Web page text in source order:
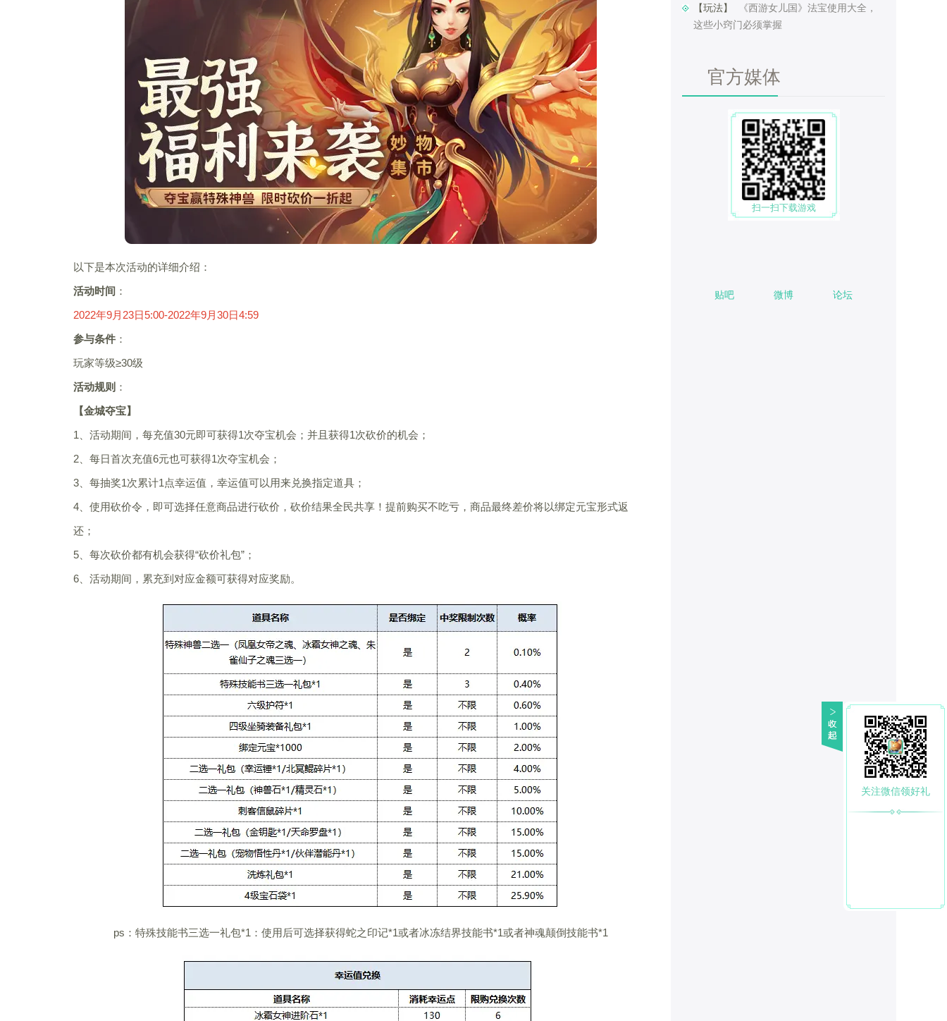
以下是本次活动的详细介绍：
活动时间 ：
2022年9月23日5:00-2022年9月30日4:59
参与条件 ：
玩家等级≥30级
活动规则 ：
【金城夺宝】
1、活动期间，每充值30元即可获得1次夺宝机会；并且获得1次砍价的机会；
2、每日首次充值6元也可获得1次夺宝机会；
3、每抽奖1次累计1点幸运值，幸运值可以用来兑换指定道具；
4、使用砍价令，即可选择任意商品进行砍价，砍价结果全民共享！提前购买不吃亏，商品最终差价将以绑定元宝形式返
还；
5、每次砍价都有机会获得“砍价礼包”；
6、活动期间，累充到对应金额可获得对应奖励。
ps：特殊技能书三选一礼包*1：使用后可选择获得蛇之印记*1或者冰冻结界技能书*1或者神魂颠倒技能书*1
【玩法】 ​
《西游女儿国》法宝使用大全，
这些小窍门必须掌握
官方媒体
扫一扫下载游戏
贴吧 微博 论坛
关注微信领好礼